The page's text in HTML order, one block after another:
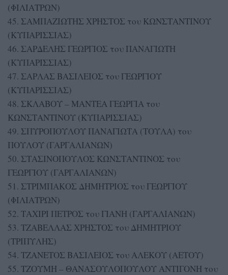
(ΦΙΛΙΑΤΡΩΝ)
45. ΣΑΜΠΑΖΙΩΤΗΣ ΧΡΗΣΤΟΣ του ΚΩΝΣΤΑΝΤΙΝΟΥ
(ΚΥΠΑΡΙΣΣΙΑΣ)
46. ΣΑΡΔΕΛΗΣ ΓΕΩΡΓΙΟΣ του ΠΑΝΑΓΙΩΤΗ
(ΚΥΠΑΡΙΣΣΙΑΣ)
47. ΣΑΡΛΑΣ ΒΑΣΙΛΕΙΟΣ του ΓΕΩΡΓΙΟΥ
(ΚΥΠΑΡΙΣΣΙΑΣ)
48. ΣΚΛΑΒΟΥ – ΜΑΝΤΕΑ ΓΕΩΡΓΙΑ του
ΚΩΝΣΤΑΝΤΙΝΟΥ (ΚΥΠΑΡΙΣΣΙΑΣ)
49. ΣΠΥΡΟΠΟΥΛΟΥ ΠΑΝΑΓΙΩΤΑ (ΤΟΥΛΑ) του
ΠΟΥΛΟΥ (ΓΑΡΓΑΛΙΑΝΩΝ)
50. ΣΤΑΣΙΝΟΠΟΥΛΟΣ ΚΩΝΣΤΑΝΤΙΝΟΣ του
ΓΕΩΡΓΙΟΥ (ΓΑΡΓΑΛΙΑΝΩΝ)
51. ΣΤΡΙΜΠΑΚΟΣ ΔΗΜΗΤΡΙΟΣ του ΓΕΩΡΓΙΟΥ
(ΦΙΛΙΑΤΡΩΝ)
52. ΤΑΧΙΡΙ ΠΕΤΡΟΣ του ΓΙΑΝΗ (ΓΑΡΓΑΛΙΑΝΩΝ)
53. ΤΖΑΒΕΛΛΑΣ ΧΡΗΣΤΟΣ του ΔΗΜΗΤΡΙΟΥ
(ΤΡΙΠΥΛΗΣ)
54. ΤΖΑΝΕΤΟΣ ΒΑΣΙΛΕΙΟΣ του ΑΛΕΚΟΥ (ΑΕΤΟΥ)
55. ΤΖΟΥΜΗ – ΘΑΝΑΣΟΥΛΟΠΟΥΛΟΥ ΑΝΤΙΓΟΝΗ του